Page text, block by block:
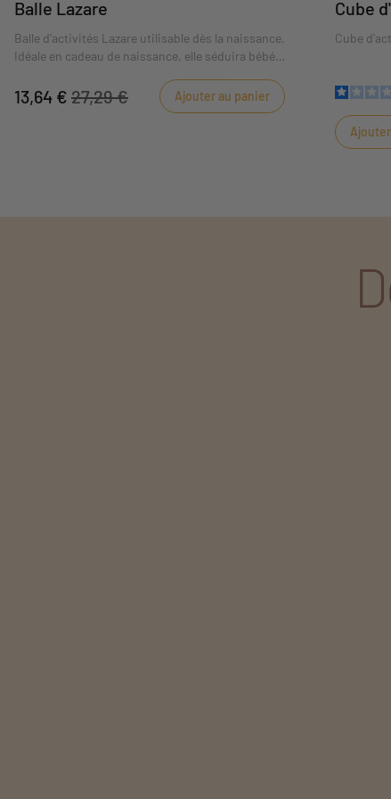
Balle Lazare
Balle d'activités Lazare utilisable dès la naissance.
Idéale en cadeau de naissance, elle séduira bébé
13,64 € 27,29 € Ajouter au panier
Cube
Cube